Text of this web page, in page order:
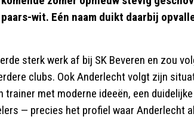
wit. Eén naam duikt daarbij
sterk werk af bij SK Beveren en zou
clubs. Ook Anderlecht volgt zijn
trainer met moderne ideeën, een
— precies het profiel waar Anderlecht